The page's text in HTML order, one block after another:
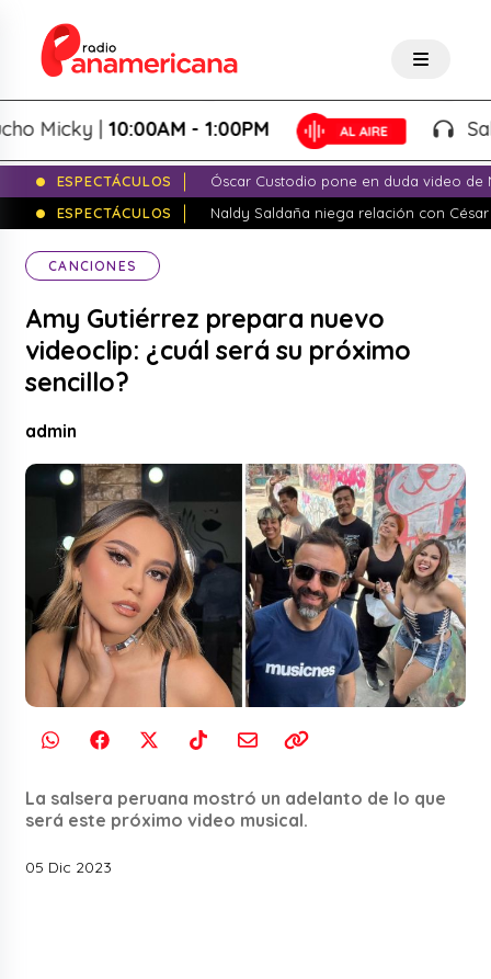
| 10:00AM - 1:00PM Salsa de
ESPECTÁCULOS
Óscar Custodio pone en duda video de
ESPECTÁCULOS
Naldy Saldaña niega relación con
CANCIONES
Amy Gutiérrez prepara nuevo
videoclip: ¿cuál será su próximo
sencillo?
admin
La salsera peruana mostró un adelanto de lo que
será este próximo video musical.
05 Dic 2023